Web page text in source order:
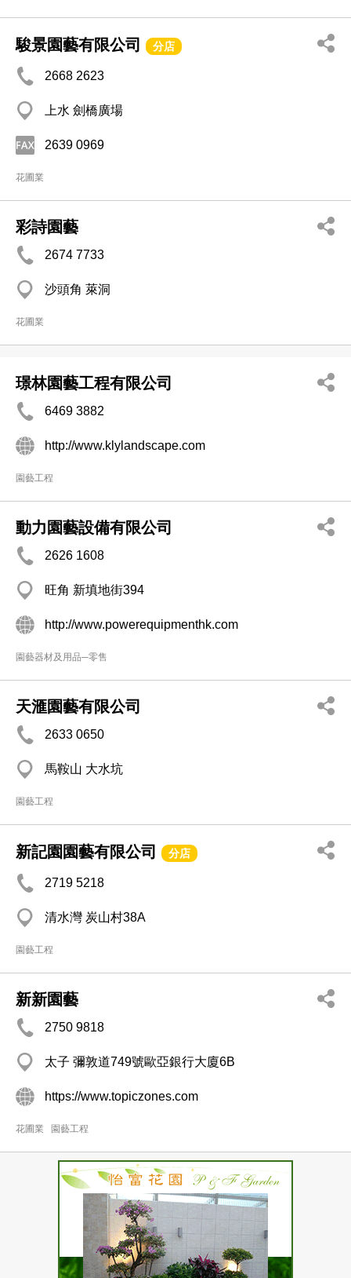
駿景園藝有限公司 分店
2668 2623
上水 劍橋廣場
2639 0969
花圃業
彩詩園藝
2674 7733
沙頭角 萊洞
花圃業
璟林園藝工程有限公司
6469 3882
http://www.klylandscape.com
園藝工程
動力園藝設備有限公司
2626 1608
旺角 新填地街394
http://www.powerequipmenthk.com
園藝器材及用品─零售
天滙園藝有限公司
2633 0650
馬鞍山 大水坑
園藝工程
新記園園藝有限公司 分店
2719 5218
清水灣 炭山村38A
園藝工程
新新園藝
2750 9818
太子 彌敦道749號歐亞銀行大廈6B
https://www.topiczones.com
花圃業 園藝工程